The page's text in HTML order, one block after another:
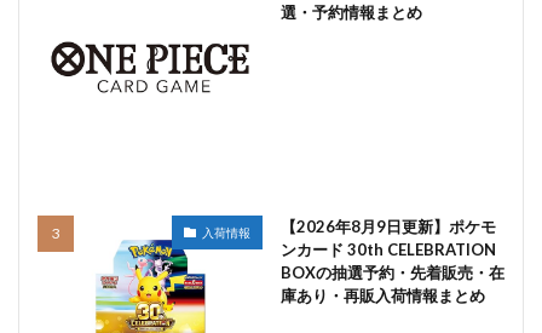
選・予約情報まとめ
入荷情報
【2026年8月9日更新】ポケモ
ンカード 30th CELEBRATION
BOXの抽選予約・先着販売・在
庫あり・再販入荷情報まとめ